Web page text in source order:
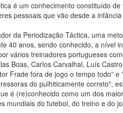
é um conhecimento constituído
pessoais que vão desde a
da Periodização Táctica, uma
40 anos, sendo conhecido, a nível
vários treinadores portugueses
Boas, Carlos Carvalhal, Luís
Frade fora de jogo o tempo todo”
do pulhiticamente correto",
é (re)conhecido como um dos
mundiais do futebol, do treino e do